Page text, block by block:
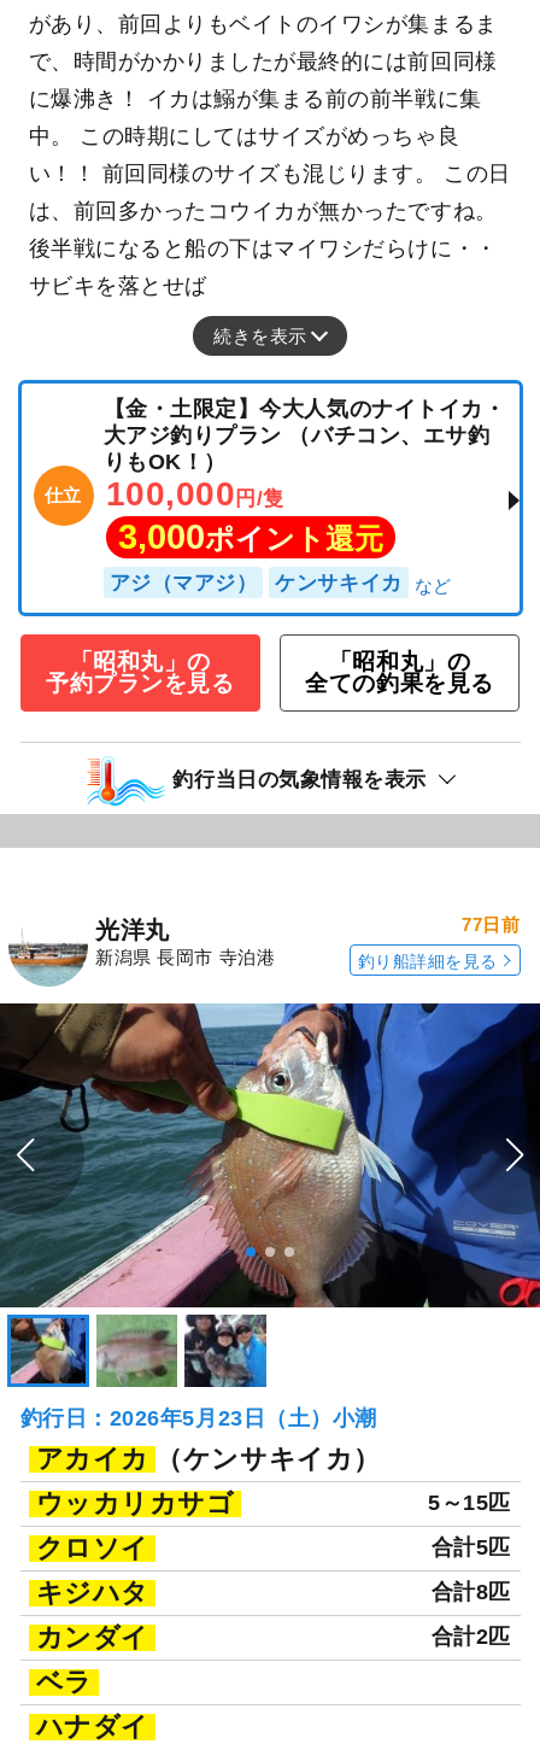
があり、前回よりもベイトのイワシが集まるま
で、時間がかかりましたが最終的には前回同様
に爆沸き！ イカは鰯が集まる前の前半戦に集
中。 この時期にしてはサイズがめっちゃ良
い！！ 前回同様のサイズも混じります。 この日
は、前回多かったコウイカが無かったですね。
後半戦になると船の下はマイワシだらけに・・
サビキを落とせば
続きを表示
仕立
【金・土限定】今大人気のナイトイカ・
大アジ釣りプラン （バチコン、エサ釣
りもOK！）
100,000 円/隻
3,000ポイント還元
アジ（マアジ） ケンサキイカ
「昭和丸」の
予約プランを見る
「昭和丸」の
全ての釣果を見る
釣行当日の気象情報を表示
光洋丸
新潟県 長岡市 寺泊港
77日前
釣り船詳細を見る
釣行日：2026年5月23日（土）小潮
アカイカ
（ケンサキイカ）
ウッカリカサゴ
5～15匹
クロソイ 合計5匹
キジハタ 合計8匹
カンダイ 合計2匹
ベラ
ハナダイ